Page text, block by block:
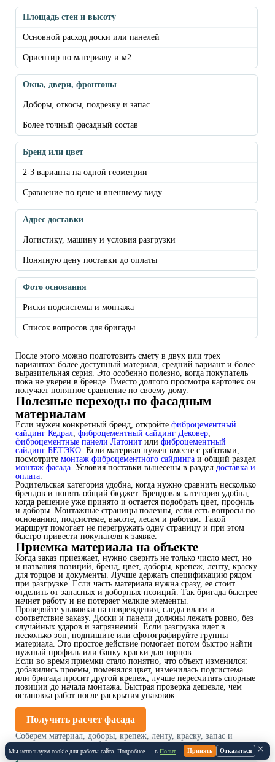
Площадь стен и высоту
Основной расход доски или панелей
Ориентир по материалу и м2
Окна, двери, фронтоны
Доборы, откосы, подрезку и запас
Более точный фасадный состав
Бренд или цвет
2-3 варианта на одной геометрии
Сравнение по цене и внешнему виду
Адрес доставки
Логистику, машину и условия разгрузки
Понятную цену поставки до оплаты
Фото основания
Риски подсистемы и монтажа
Список вопросов для бригады
После этого можно подготовить смету в двух или трех
вариантах: более доступный материал, средний вариант и более
выразительная серия. Это особенно полезно, когда покупатель
пока не уверен в бренде. Вместо долгого просмотра карточек он
получает понятное сравнение по своему дому.
Полезные переходы по фасадным
материалам
Если нужен конкретный бренд, откройте фиброцементный
сайдинг Кедрал, фиброцементный сайдинг Дековер,
фиброцементные панели Латонит или фиброцементный
сайдинг БЕТЭКО. Если материал нужен вместе с работами,
посмотрите монтаж фиброцементного сайдинга и общий раздел
монтаж фасада. Условия поставки вынесены в раздел доставка и
оплата.
Родительская категория удобна, когда нужно сравнить несколько
брендов и понять общий бюджет. Брендовая категория удобна,
когда решение уже принято и остается подобрать цвет, профиль
и доборы. Монтажные страницы полезны, если есть вопросы по
основанию, подсистеме, высоте, лесам и работам. Такой
маршрут помогает не перегружать одну страницу и при этом
быстро привести покупателя к заявке.
Приемка материала на объекте
Когда заказ приезжает, нужно сверить не только число мест, но
и названия позиций, бренд, цвет, доборы, крепеж, ленту, краску
для торцов и документы. Лучше держать спецификацию рядом
при разгрузке. Если часть материала нужна сразу, ее стоит
отделить от запасных и доборных позиций. Так бригада быстрее
начнет работу и не потеряет мелкие элементы.
Проверяйте упаковки на повреждения, следы влаги и
соответствие заказу. Доски и панели должны лежать ровно, без
случайных ударов и загрязнений. Если разгрузка идет в
несколько зон, подпишите или сфотографируйте группы
материала. Это простое действие помогает потом быстро найти
нужный профиль или банку краски для торцов.
Если во время приемки стало понятно, что объект изменился:
добавились проемы, поменялся цвет, изменилась подсистема
или бригада просит другой крепеж, лучше пересчитать спорные
позиции до начала монтажа. Быстрая проверка дешевле, чем
остановка работ после раскрытия упаковок.
Получить расчет фасада
Соберем материал, доборы, крепеж, ленту, краску, запас и
доставку по вашему объекту
×
Мы используем cookie для работы сайта. Подробнее — в Политике Cookie .
Принять Отказаться